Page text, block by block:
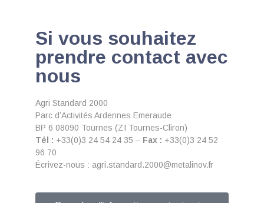
Si vous souhaitez
prendre contact avec
nous
Agri Standard 2000
Parc d’Activités Ardennes Emeraude
BP 6 08090 Tournes (ZI Tournes-Cliron)
Tél : +33(0)3 24 54 24 35 – Fax : +33(0)3 24 52
96 70
Écrivez-nous : agri.standard.2000@metalinov.fr